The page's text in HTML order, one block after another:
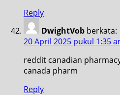
Reply
DwightVob berkata:
20 April 2025 pukul 1:35
reddit canadian
canada pharm
Reply